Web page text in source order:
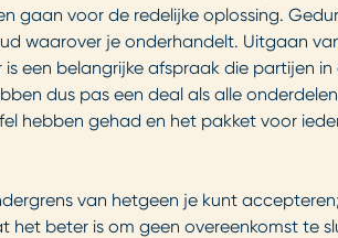
gaan voor de redelijke oplossing.
waarover je onderhandelt. Uitgaan
een belangrijke afspraak die partijen
dus pas een deal als alle
hebben gehad en het pakket voor
van hetgeen je kunt
het beter is om geen overeenkomst te